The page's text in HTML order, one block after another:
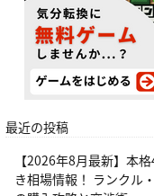
最近の投稿
【2026年8月最新】本
き相場情報！ ランクル